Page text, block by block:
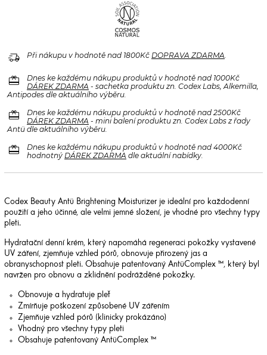
delivery_truck_speed Při nákupu v hodnotě nad 1800Kč DOPRAVA ZDARMA.
redeem
Dnes ke každému nákupu produktů v hodnotě nad 1000Kč
DÁREK ZDARMA - sachetka produktu zn. Codex Labs, Alkemilla,
Antipodes dle aktuálního výběru.
redeem
Dnes ke každému nákupu produktů v hodnotě nad 2500Kč
DÁREK ZDARMA - mini balení produktu zn. Codex Labs z řady
Antü dle aktuálního výběru.
redeem
Dnes ke každému nákupu produktů v hodnotě nad 4000Kč
hodnotný DÁREK ZDARMA dle aktuální nabídky.
Codex Beauty Antü Brightening Moisturizer je ideální pro každodenní
použití a jeho účinné, ale velmi jemné složení, je vhodné pro všechny typy
pleti.
Hydratační denní krém, který napomáhá regeneraci pokožky vystavené
UV záření, zjemňuje vzhled pórů, obnovuje přirozený jas a
obranyschopnost pleti. Obsahuje patentovaný AntüComplex ™, který byl
navržen pro obnovu a zklidnění podrážděné pokožky.
Obnovuje a hydratuje pleť
Zmírňuje poškození způsobené UV zářením
Zjemňuje vzhled pórů (klinicky prokázáno)
Vhodný pro všechny typy pleti
Obsahuje patentovaný AntüComplex ™